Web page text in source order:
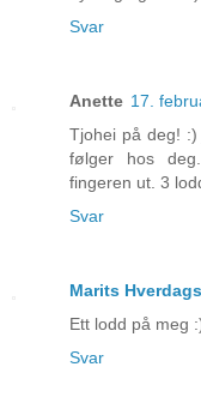
Svar
Anette 17.
Tjohei på deg!
følger hos
fingeren ut. 3
Svar
Marits
Ett lodd på meg
Svar